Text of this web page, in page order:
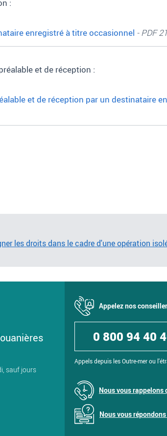
:
enregistré à titre occasionnel - PDF
et de réception :
et de réception par un destinataire
les droits dans le cadre d'une opération
sauf jours
Appelez nos
0 800 94 40
Appels depuis les Outre-mer ou
Nous vous rappelons
Nous vous